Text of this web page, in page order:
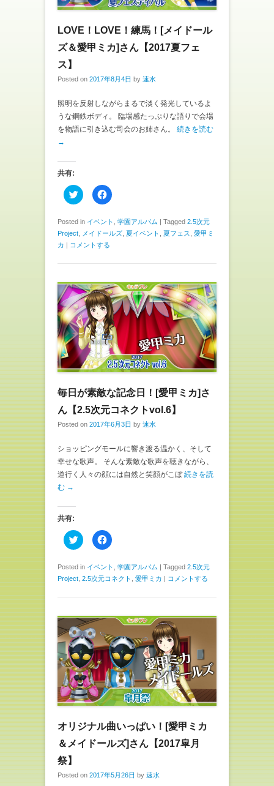
ウ
で
き
ま
す
)
い
(
し
い
ウ
ィ
で
ま
す
)
LOVE！LOVE！練馬！[メイドール
ズ＆愛甲ミカ]さん【2017夏フェ
ス】
Posted on 2017年8月4日 by 速水
照明を反射しながらまるで淡く発光しているよ
うな鋼鉄ボディ。 臨場感たっぷりな語りで会場
を物語に引き込む司会のお姉さん。 続きを読む
→
共有:
ク
リ
し
T
w
t
r
で
共
有
(
新
し
い
ウ
ィ
ン
ド
ウ
で
き
ま
す
)
F
a
b
o
o
k
で
有
る
に
は
ク
リ
ッ
ク
し
て
く
だ
さ
い
(
し
い
ウ
ィ
ン
ド
開
き
ま
す
)
Posted in イベント 学園アルバム | Tagged 2.5次元
Project
メイドールズ 夏イベント 夏フェス
愛甲ミ
カ | コメントする
毎日が素敵な記念日！[愛甲ミカ]さ
ん【2.5次元コネクトvol.6】
Posted on 2017年6月3日 by 速水
ショッピングモールに響き渡る温かく、そして
幸せな歌声。 そんな素敵な歌声を聴きながら、
道行く人々の顔には自然と笑顔がこぼ続きを読
む →
共有:
ク
リ
し
て
T
i
e
r
で
共
有
(
新
し
い
ウ
ィ
ン
ド
で
開
ま
す
F
a
b
o
o
で
す
に
は
ク
リ
ッ
ク
し
て
く
だ
さ
(
新
い
ウ
ド
ウ
Posted in イベント 学園アルバム | Tagged 2.5次元
Project 2.5次元コネクト 愛甲ミカ | コメントする
オリジナル曲いっぱい！[愛甲ミカ
＆メイドールズ]さん【2017皐月
祭】
Posted on 2017年5月26日 by 速水